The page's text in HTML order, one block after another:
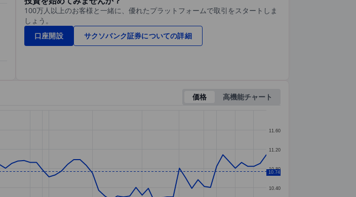
100万人以上のお客様と一緒に、優れたプラットフォームで取引をスタートしま
しょう。
口座開設
サクソバンク証券についての詳細
価格 高機能チャート
to 11.46.
10.40
10.80
11.20
11.60
10.74